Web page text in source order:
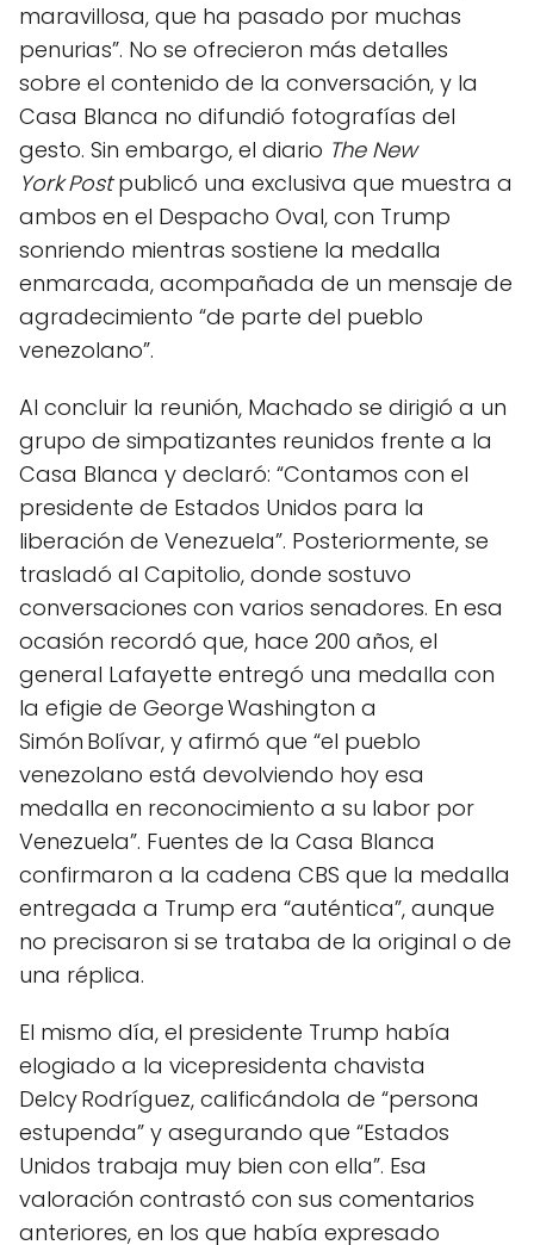
maravillosa, que ha pasado por muchas
penurias”. No se ofrecieron más detalles
sobre el contenido de la conversación, y la
Casa Blanca no difundió fotografías del
gesto. Sin embargo, el diario The New
York Postpublicó una exclusiva que muestra a
ambos en el Despacho Oval, con Trump
sonriendo mientras sostiene la medalla
enmarcada, acompañada de un mensaje de
agradecimiento “de parte del pueblo
venezolano”.
Al concluir la reunión, Machado se dirigió a un
grupo de simpatizantes reunidos frente a la
Casa Blanca y declaró: “Contamos con el
presidente de Estados Unidos para la
liberación de Venezuela”. Posteriormente, se
trasladó al Capitolio, donde sostuvo
conversaciones con varios senadores. En esa
ocasión recordó que, hace 200 años, el
general Lafayette entregó una medalla con
la efigie de George Washington a
Simón Bolívar, y afirmó que “el pueblo
venezolano está devolviendo hoy esa
medalla en reconocimiento a su labor por
Venezuela”. Fuentes de la Casa Blanca
confirmaron a la cadena CBS que la medalla
entregada a Trump era “auténtica”, aunque
no precisaron si se trataba de la original o de
una réplica.
El mismo día, el presidente Trump había
elogiado a la vicepresidenta chavista
Delcy Rodríguez, calificándola de “persona
estupenda” y asegurando que “Estados
Unidos trabaja muy bien con ella”. Esa
valoración contrastó con sus comentarios
anteriores, en los que había expresado